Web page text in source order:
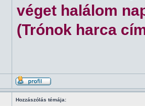
véget halálom
(Trónok harca
Hozzászólás témája: